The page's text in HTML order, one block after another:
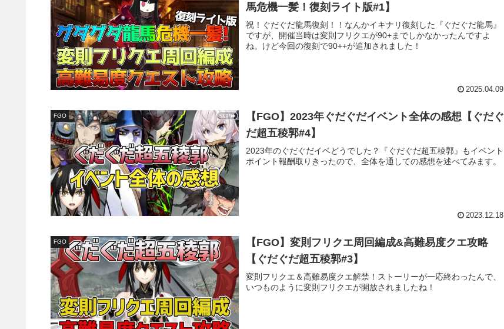
馬危機一髪！復刻ライト版#1】
祝！ぐだぐだ龍馬復刻！！なんかイキナリ復刻した『ぐだぐだ龍馬』
ですが、開催当時は変則フリクエが90+までしかなかったんですよ
ね。けど今回の復刻で90++が追加されました！
2025.04.09
FGO
【FGO】2023年ぐだぐだイベント全体の感想【ぐだぐ
だ超五稜郭#4】
2023年のぐだぐだイベどうでした？『ぐだぐだ超五稜郭』もイベント
ポイント報酬取りきったので、全体を通しての感想を述べてみます。
2023.12.18
FGO
【FGO】変則フリクエ周回編成&高難易度クエ攻略
【ぐだぐだ超五稜郭#3】
変則フリクエ＆高難易度クエ解禁！ストーリーが一応終わったんで、
いつものように変則フリクエが開放されましたね！